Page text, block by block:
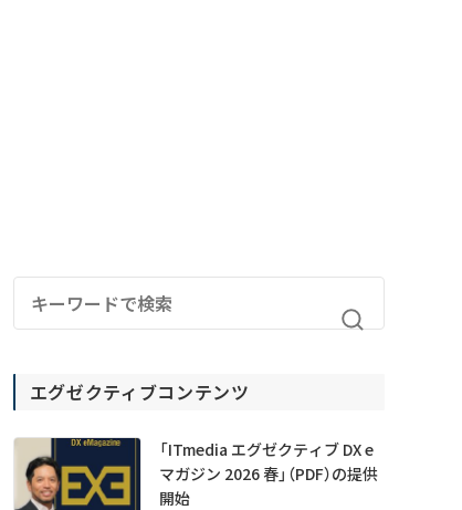
エグゼクティブコンテンツ
「ITmedia エグゼクティブ DX e
マガジン 2026 春」（PDF）の提供
開始